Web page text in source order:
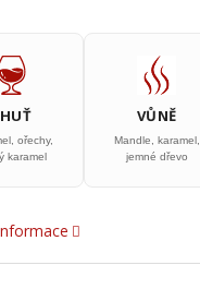
ořechy,
karamel
VŮNĚ
Mandle, karamel,
jemné dřevo